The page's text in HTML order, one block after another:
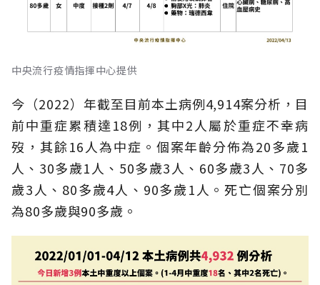
中央流行疫情指揮中心提供
今（2022）年截至目前本土病例4,914案分析，目
前中重症累積達18例，其中2人屬於重症不幸病
歿，其餘16人為中症。個案年齡分佈為20多歲1
人、30多歲1人、50多歲3人、60多歲3人、70多
歲3人、80多歲4人、90多歲1人。死亡個案分別
為80多歲與90多歲。